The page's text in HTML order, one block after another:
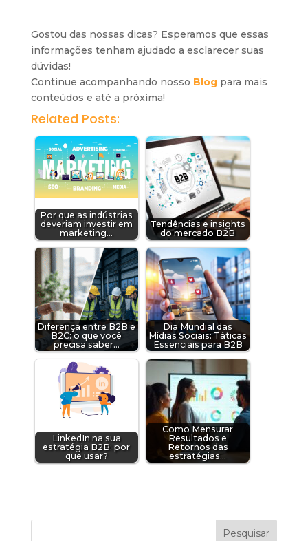
Gostou das nossas dicas? Esperamos que essas
informações tenham ajudado a esclarecer suas
dúvidas!
Continue acompanhando nosso Blogpara mais
conteúdos e até a próxima!
Related Posts:
Por que as indústrias
deveriam investir em
marketing…
Tendências e insights
do mercado B2B
Diferença entre B2B e
B2C: o que você
precisa saber…
Dia Mundial das
Mídias Sociais: Táticas
Essenciais para B2B
LinkedIn na sua
estratégia B2B: por
que usar?
Como Mensurar
Resultados e
Retornos das
estratégias…
Pesquisar